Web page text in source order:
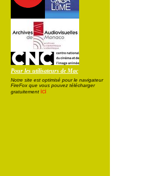
Pour les utilisateurs de Mac
Notre site est optimisé pour le navigateur
FireFox que vous pouvez télécharger
gratuitement ici